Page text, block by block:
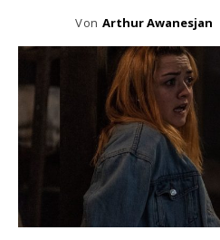
Von Arthur Awanesjan